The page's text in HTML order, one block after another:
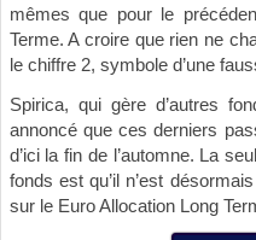
mêmes que pour le
Terme. A croire que rien ne
le chiffre 2, symbole d’une
Spirica, qui gère d’autres
annoncé que ces derniers
d’ici la fin de l’automne. La
fonds est qu’il n’est
sur le Euro Allocation Long